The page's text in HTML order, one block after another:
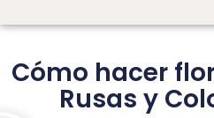
Cómo hacer
Rusas y